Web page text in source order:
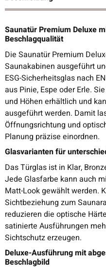
Saunatür Premium Deluxe
Beschlagqualität
Die Saunatür Premium
Saunakabinen ausgeführt
ESG-Sicherheitsglas nach
aus Pinie, Espe oder Erle.
und Höhen erhältlich und
ausgeführt werden. Damit
Öffnungsrichtung und
Planung präzise einordnen.
Glasvarianten für
Das Türglas ist in Klar,
Jede Glasfarbe kann auch
Matt-Look gewählt werden.
Sichtbeziehung zum
reduzieren die optische
satinierte Ausführungen
Sichtschutz erzeugen.
Deluxe-Ausführung mit
Beschlagbild